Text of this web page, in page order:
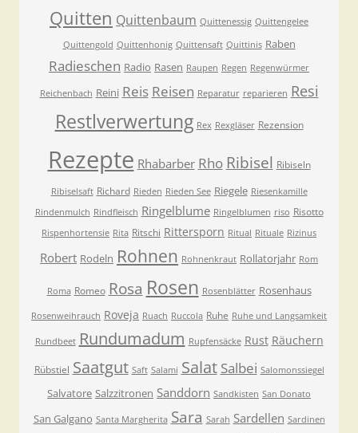
Quitten Quittenbaum Quittenessig Quittengelee
Quittengold Quittenhonig Quittensaft Quittinis Raben
Radieschen Radio Rasen Raupen Regen Regenwürmer
Reichenbach Reini Reis Reisen Reparatur reparieren Resi
Restlverwertung Rex Rexgläser Rezension
Rezepte Rhabarber Rho Ribisel Ribiseln
Ribiselsaft Richard Rieden Rieden See Riegele Riesenkamille
Rindenmulch Rindfleisch Ringelblume Ringelblumen riso Risotto
Rispenhortensie Rita Ritschi Rittersporn Ritual Rituale Rizinus
Robert Rodeln Rohnen Rohnenkraut Rollatorjahr Rom
Roma Romeo Rosa Rosen Rosenblätter Rosenhaus
Rosenweihrauch Roveja Ruach Ruccola Ruhe Ruhe und Langsamkeit
Rundbeet Rundumadum Rupfensäcke Rust Räuchern
Rübstiel Saatgut Saft Salami Salat Salbei Salomonssiegel
Salvatore Salzzitronen Sanddorn Sandkisten San Donato
San Galgano Santa Margherita Sara Sarah Sardellen Sardinen